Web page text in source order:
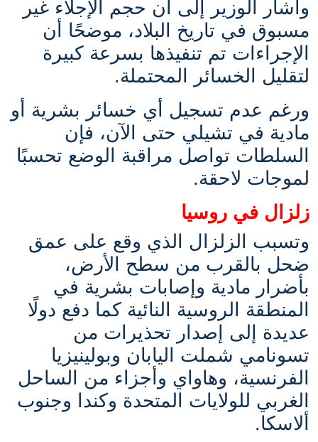
وأشار الوزير إلى أن حجم الإجلاء غير
مسبوق في تاريخ البلاد، موضحًا أن
الإجراءات تم تنفيذها بسرعة كبيرة
لتقليل الخسائر المحتملة.
ورغم عدم تسجيل أي خسائر بشرية أو
مادية في تشيلي حتى الآن، فإن
السلطات تواصل مراقبة الوضع تحسبًا
لموجات لاحقة.
زلزال في روسيا
وتسبب الزلزال الذي وقع على عمق
ضحل بالقرب من سطح الأرض،
بأضرار مادية وإصابات بشرية في
المنطقة الروسية النائية كما دفع دولًا
عديدة إلى إصدار تحذيرات من
تسونامي شملت اليابان وبولينيزيا
الفرنسية، وهاواي وأجزاء من الساحل
الغربي للولايات المتحدة وكندا وجنوب
ألاسكا.